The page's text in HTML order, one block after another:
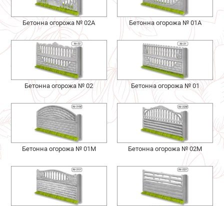
Бетонна огорожа № 02А Бетонна огорожа № 01А
Бетонна огорожа № 02 Бетонна огорожа № 01
Бетонна огорожа № 01М Бетонна огорожа № 02М